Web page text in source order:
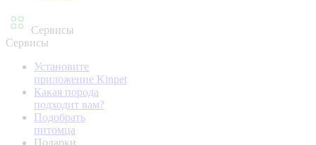
Сервисы
Сервисы
Установите
приложение Kinpet
Какая порода
подходит вам?
Подобрать
питомца
Подарки